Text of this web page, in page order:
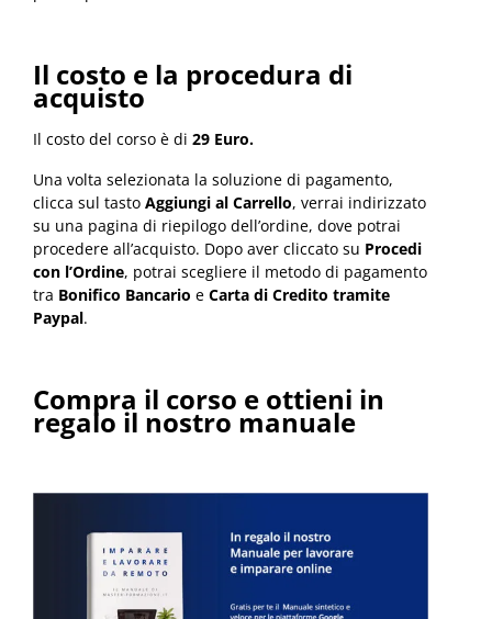
Il costo e la procedura di
acquisto
Il costo del corso è di 29 Euro.
Una volta selezionata la soluzione di pagamento,
clicca sul tasto Aggiungi al Carrello, verrai indirizzato
su una pagina di riepilogo dell’ordine, dove potrai
procedere all’acquisto. Dopo aver cliccato su Procedi
con l’Ordine, potrai scegliere il metodo di pagamento
tra Bonifico Bancario e Carta di Credito tramite
Paypal.
Compra il corso e ottieni in
regalo il nostro manuale